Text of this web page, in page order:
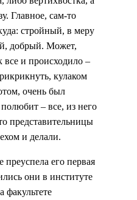
Главное, сам-то
стройный, в меру
добрый. Может,
все и происходило –
кулаком
очень был
– все, из него
представительницы
и делали.
преуспела его первая
они в институте
факультете